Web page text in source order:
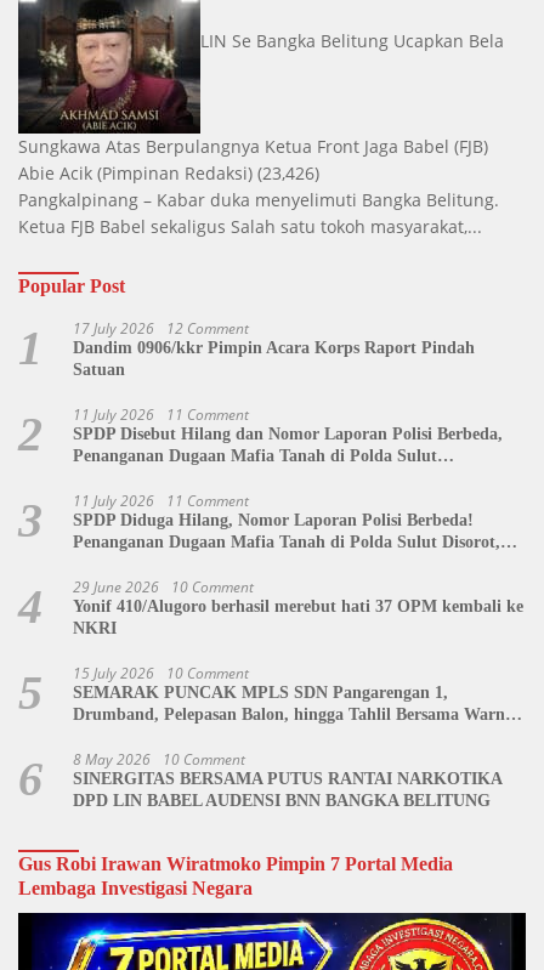
LIN Se Bangka Belitung Ucapkan Bela
Sungkawa Atas Berpulangnya Ketua Front Jaga Babel (FJB)
Abie Acik (Pimpinan Redaksi) (23,426)
Pangkalpinang – Kabar duka menyelimuti Bangka Belitung.
Ketua FJB Babel sekaligus Salah satu tokoh masyarakat,...
Popular Post
1 17 July 2026 12 Comment
Dandim 0906/kkr Pimpin Acara Korps Raport Pindah
Satuan
2 11 July 2026 11 Comment
SPDP Disebut Hilang dan Nomor Laporan Polisi Berbeda,
Penanganan Dugaan Mafia Tanah di Polda Sulut
3 11 July 2026 11 Comment
SPDP Diduga Hilang, Nomor Laporan Polisi Berbeda!
Penanganan Dugaan Mafia Tanah di Polda Sulut Disorot,
4 29 June 2026 10 Comment
Yonif 410/Alugoro berhasil merebut hati 37 OPM kembali ke
NKRI
5 15 July 2026 10 Comment
SEMARAK PUNCAK MPLS SDN Pangarengan 1,
Drumband, Pelepasan Balon, hingga Tahlil Bersama Warnai
6 8 May 2026 10 Comment
SINERGITAS BERSAMA PUTUS RANTAI NARKOTIKA
DPD LIN BABEL AUDENSI BNN BANGKA BELITUNG
Gus Robi Irawan Wiratmoko Pimpin 7 Portal Media
Lembaga Investigasi Negara
Video
Player